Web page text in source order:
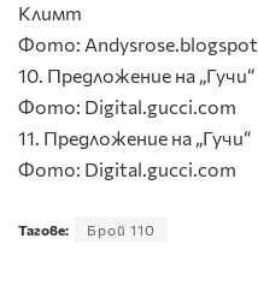
Климт
Фото: Andysrose.blogspot
10. Предложение на „Гучи“
Фото: Digital.gucci.com
11. Предложение на „Гучи“
Фото: Digital.gucci.com
Тагове: Брой 110